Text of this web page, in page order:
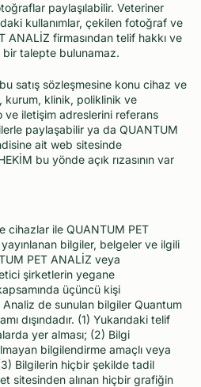
paylaşılabilir. Veteriner
kullanımlar, çekilen fotoğraf ve
ANALİZ firmasından telif hakkı ve
bir talepte bulunamaz.
satış sözleşmesine konu cihaz ve
kurum, klinik, poliklinik ve
iletişim adreslerini referans
paylaşabilir ya da QUANTUM
ait web sitesinde
bu yönde açık rızasının var
cihazlar ile QUANTUM PET
bilgiler, belgeler ve ilgili
PET ANALİZ veya
şirketlerin yegane
üçüncü kişi
Analiz de sunulan bilgiler Quantum
dışındadır. (1) Yukarıdaki telif
yer alması; (2) Bilgi
bilgilendirme amaçlı veya
Bilgilerin hiçbir şekilde tadil
sitesinden alınan hiçbir grafiğin